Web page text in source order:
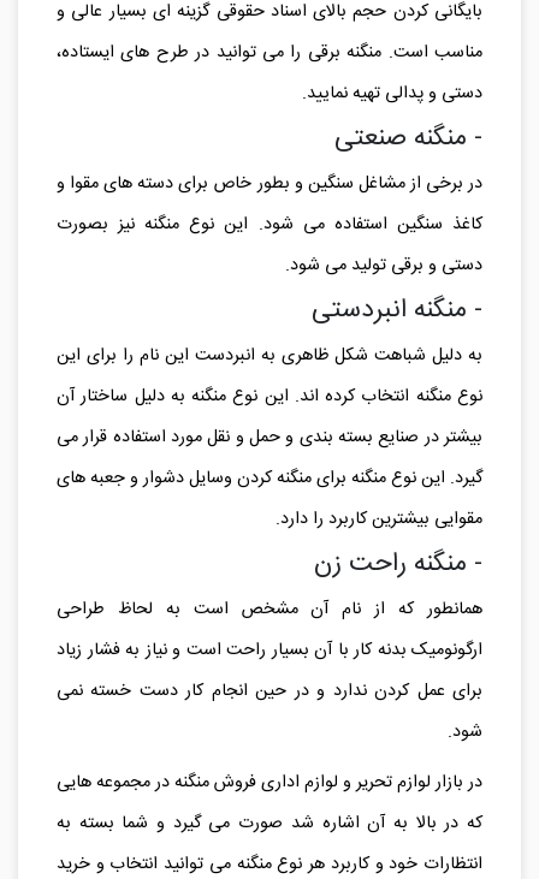
بایگانی کردن حجم بالای اسناد حقوقی گزینه ای بسیار عالی و
مناسب است. منگنه برقی را می توانید در طرح های ایستاده،
دستی و پدالی تهیه نمایید.
- منگنه صنعتی
در برخی از مشاغل سنگین و بطور خاص برای دسته های مقوا و
کاغذ سنگین استفاده می شود. این نوع منگنه نیز بصورت
دستی و برقی تولید می شود.
- منگنه انبردستی
به دلیل شباهت شکل ظاهری به انبردست این نام را برای این
نوع منگنه انتخاب کرده اند. این نوع منگنه به دلیل ساختار آن
بیشتر در صنایع بسته بندی و حمل و نقل مورد استفاده قرار می
گیرد. این نوع منگنه برای منگنه کردن وسایل دشوار و جعبه های
مقوایی بیشترین کاربرد را دارد.
- منگنه راحت زن
همانطور که از نام آن مشخص است به لحاظ طراحی
ارگونومیک بدنه کار با آن بسیار راحت است و نیاز به فشار زیاد
برای عمل کردن ندارد و در حین انجام کار دست خسته نمی
شود.
در بازار لوازم تحریر و لوازم اداری فروش منگنه در مجموعه هایی
که در بالا به آن اشاره شد صورت می گیرد و شما بسته به
انتظارات خود و کاربرد هر نوع منگنه می توانید انتخاب و خرید